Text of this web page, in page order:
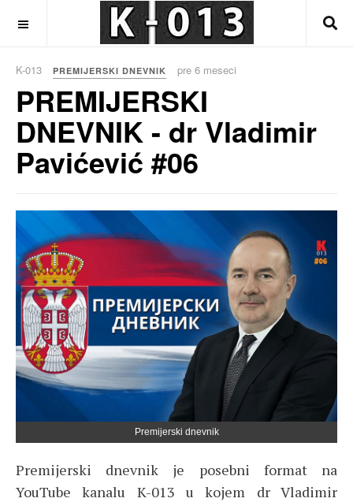
K-013 PREMIJERSKI DNEVNIK pre 6 meseci
PREMIJERSKI
DNEVNIK - dr Vladimir
Pavićević #06
Premijerski dnevnik
Premijerski dnevnik je posebni format na
YouTube kanalu K-013 u kojem dr Vladimir